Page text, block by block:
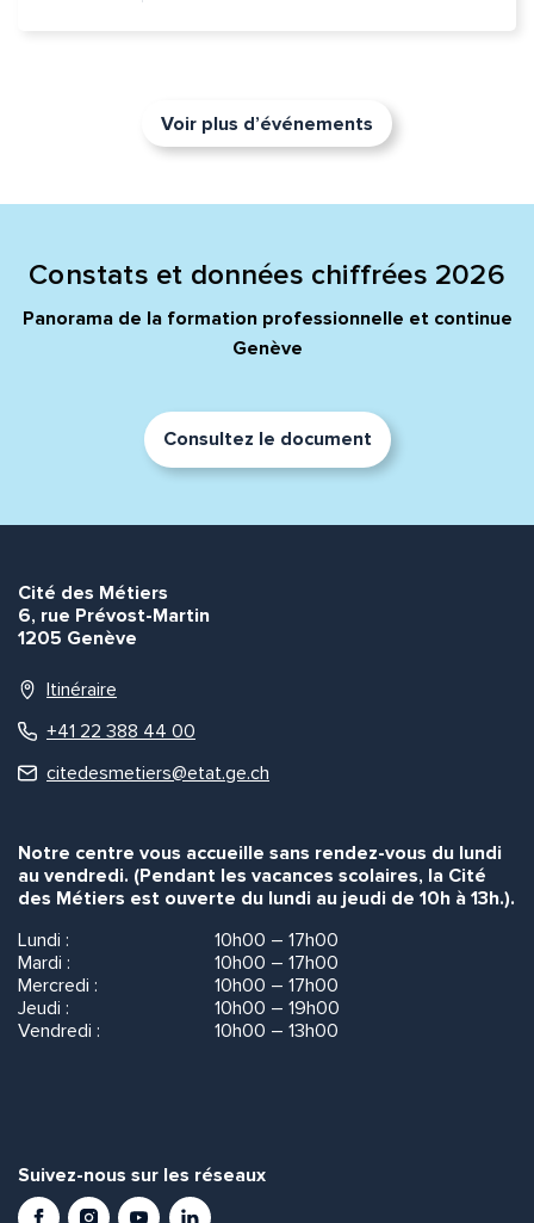
Voir plus d’événements
Constats et données chiffrées 2026
Panorama de la formation professionnelle et continue
Genève
Consultez le document
Cité des Métiers
6, rue Prévost-Martin
1205 Genève
Itinéraire
+41 22 388 44 00
citedesmetiers@etat.ge.ch
Notre centre vous accueille sans rendez-vous du lundi
au vendredi. (Pendant les vacances scolaires, la Cité
des Métiers est ouverte du lundi au jeudi de 10h à 13h.).
Lundi :
10h00 – 17h00
Mardi :
10h00 – 17h00
Mercredi :
10h00 – 17h00
Jeudi :
10h00 – 19h00
Vendredi :
10h00 – 13h00
Suivez-nous sur les réseaux
FacebookInstagramYoutubeLinkedIn